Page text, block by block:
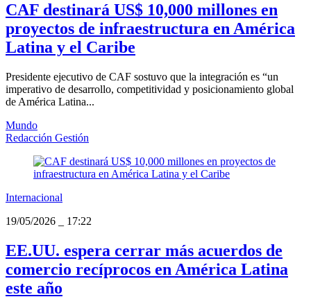
CAF destinará US$ 10,000 millones en
proyectos de infraestructura en América
Latina y el Caribe
Presidente ejecutivo de CAF sostuvo que la integración es “un
imperativo de desarrollo, competitividad y posicionamiento global
de América Latina...
Mundo
Redacción Gestión
Internacional
19/05/2026
17:22
EE.UU. espera cerrar más acuerdos de
comercio recíprocos en América Latina
este año